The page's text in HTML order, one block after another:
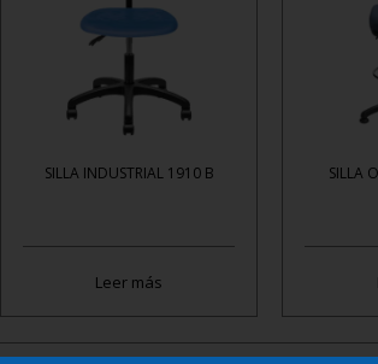
SILLA INDUSTRIAL 1910 B
Leer más
SILLA